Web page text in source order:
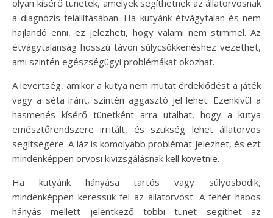
olyan kísérő tünetek, amelyek segíthetnek az állatorvosnak
a diagnózis felállításában. Ha kutyánk étvágytalan és nem
hajlandó enni, ez jelezheti, hogy valami nem stimmel. Az
étvágytalanság hosszú távon súlycsökkenéshez vezethet,
ami szintén egészségügyi problémákat okozhat.
A levertség, amikor a kutya nem mutat érdeklődést a játék
vagy a séta iránt, szintén aggasztó jel lehet. Ezenkívül a
hasmenés kísérő tünetként arra utalhat, hogy a kutya
emésztőrendszere irritált, és szükség lehet állatorvos
segítségére. A láz is komolyabb problémát jelezhet, és ezt
mindenképpen orvosi kivizsgálásnak kell követnie.
Ha kutyánk hányása tartós vagy súlyosbodik,
mindenképpen keressük fel az állatorvost. A fehér habos
hányás mellett jelentkező többi tünet segíthet az